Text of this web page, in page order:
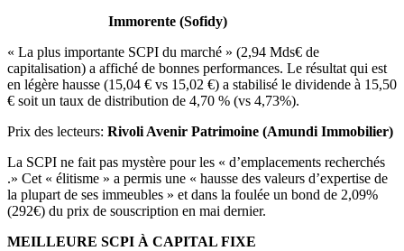
Immorente (Sofidy)
« La plus importante SCPI du marché » (2,94 Mds€ de
capitalisation) a affiché de bonnes performances. Le résultat qui est
en légère hausse (15,04 € vs 15,02 €) a stabilisé le dividende à 15,50
€ soit un taux de distribution de 4,70 % (vs 4,73%).
Prix des lecteurs: Rivoli Avenir Patrimoine (Amundi Immobilier)
La SCPI ne fait pas mystère pour les « d’emplacements recherchés
.» Cet « élitisme » a permis une « hausse des valeurs d’expertise de
la plupart de ses immeubles » et dans la foulée un bond de 2,09%
(292€) du prix de souscription en mai dernier.
MEILLEURE SCPI À CAPITAL FIXE